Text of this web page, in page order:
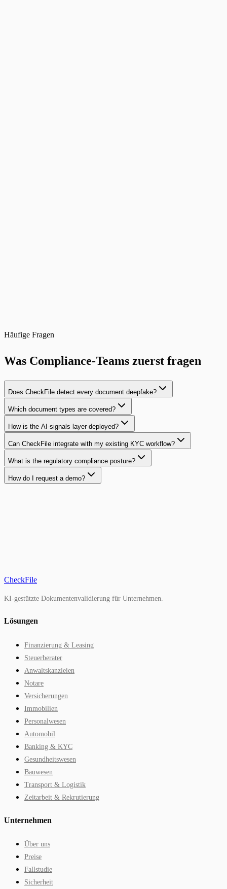
Häufige Fragen
Was Compliance-Teams zuerst fragen
Does CheckFile detect every document deepfake?
Which document types are covered?
How is the AI-signals layer deployed?
Can CheckFile integrate with my existing KYC workflow?
What is the regulatory compliance posture?
How do I request a demo?
CheckFile
KI-gestützte Dokumentenvalidierung für Unternehmen.
Lösungen
Finanzierung & Leasing
Steuerberater
Anwaltskanzleien
Notare
Versicherungen
Immobilien
Personalwesen
Automobil
Banking & KYC
Gesundheitswesen
Bauwesen
Transport & Logistik
Zeitarbeit & Rekrutierung
Unternehmen
Über uns
Preise
Fallstudie
Sicherheit